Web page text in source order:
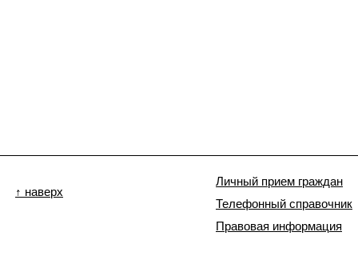
↑ наверх
Личный прием граждан
Телефонный справочник
Правовая информация